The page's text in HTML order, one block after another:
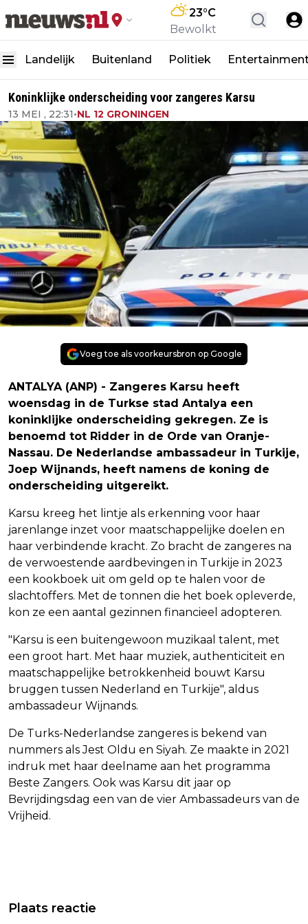
23°C
Bewolkt
Landelijk Buitenland Politiek
Koninklijke onderscheiding voor zangeres Karsu
13 MEI , 22:31•NL 12 GRONINGEN
Voeg toe als voorkeursbron op Google
ANTALYA (ANP) - Zangeres Karsu heeft
woensdag in de Turkse stad Antalya een
koninklijke onderscheiding gekregen. Ze is
benoemd tot Ridder in de Orde van Oranje-
Nassau. De Nederlandse ambassadeur in Turkije,
Joep Wijnands, heeft namens de koning de
onderscheiding uitgereikt.
Karsu kreeg het lintje als erkenning voor haar
jarenlange inzet voor maatschappelijke doelen en
haar verbindende kracht. Zo bracht de zangeres na
de verwoestende aardbevingen in Turkije in 2023
een kookboek uit om geld op te halen voor de
slachtoffers. Met de tonnen die het boek opleverde,
kon ze een aantal gezinnen financieel adopteren.
"Karsu is een buitengewoon muzikaal talent, met
een groot hart. Met haar muziek, authenticiteit en
maatschappelijke betrokkenheid bouwt Karsu
bruggen tussen Nederland en Turkije", aldus
ambassadeur Wijnands.
De Turks-Nederlandse zangeres is bekend van
nummers als Jest Oldu en Siyah. Ze maakte in 2021
indruk met haar deelname aan het programma
Beste Zangers. Ook was Karsu dit jaar op
Bevrijdingsdag een van de vier Ambassadeurs van de
Vrijheid.
AANLOOP NAAR GESPREK TRUMP EN
KONINKLIJKE ONDERSCHEIDING VOOR
Plaats reactie